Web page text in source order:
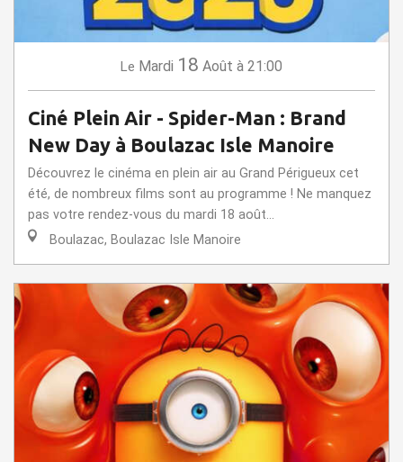
Le Mardi 18 Août à 21:00
Ciné Plein Air - Spider-Man : Brand
New Day à Boulazac Isle Manoire
Découvrez le cinéma en plein air au Grand Périgueux cet
été, de nombreux films sont au programme ! Ne manquez
pas votre rendez-vous du mardi 18 août...
Boulazac, Boulazac Isle Manoire